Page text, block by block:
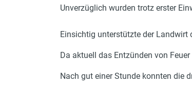
Unverzüglich wurden trotz erster
Einsichtig unterstützte der Landwirt
Da aktuell das Entzünden von
Nach gut einer Stunde konnten die